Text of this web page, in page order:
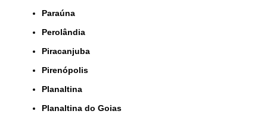
Paraúna
Perolândia
Piracanjuba
Pirenópolis
Planaltina
Planaltina do Goias